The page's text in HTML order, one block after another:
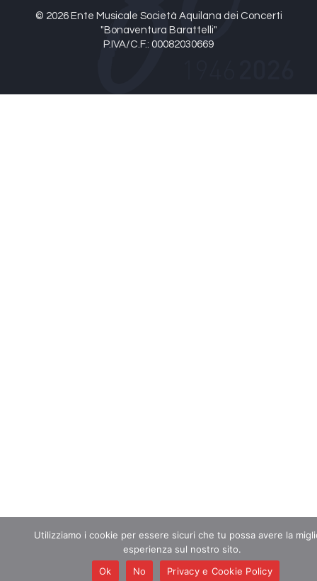
© 2026 Ente Musicale Società Aquilana dei Concerti
"Bonaventura Barattelli"
P.IVA/C.F.: 00082030669
Utilizziamo i cookie per essere sicuri che tu possa avere la
esperienza sul nostro sito.
Ok
No Privacy e Cookie Policy